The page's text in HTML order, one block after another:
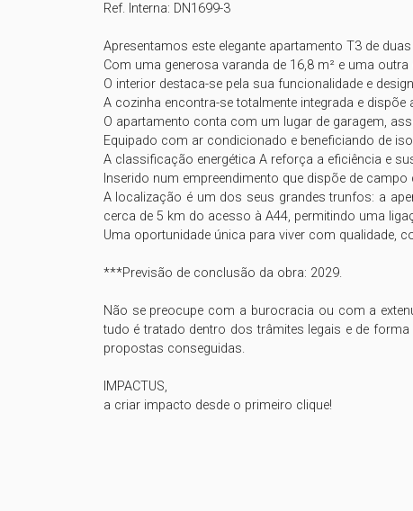
Ref. Interna: DN1699-3
Apresentamos este elegante apartamento T3 de
Com uma generosa varanda de 16,8 m² e uma
O interior destaca-se pela sua funcionalidade e
A cozinha encontra-se totalmente integrada e
O apartamento conta com um lugar de garagem,
Equipado com ar condicionado e beneficiando de
A classificação energética A reforça a eficiência e
Inserido num empreendimento que dispõe de
A localização é um dos seus grandes trunfos: a
cerca de 5 km do acesso à A44, permitindo uma
Uma oportunidade única para viver com qualidade,
***Previsão de conclusão da obra: 2029.
Não se preocupe com a burocracia ou com a
tudo é tratado dentro dos trâmites legais e de
propostas conseguidas.
IMPACTUS,
a criar impacto desde o primeiro clique!